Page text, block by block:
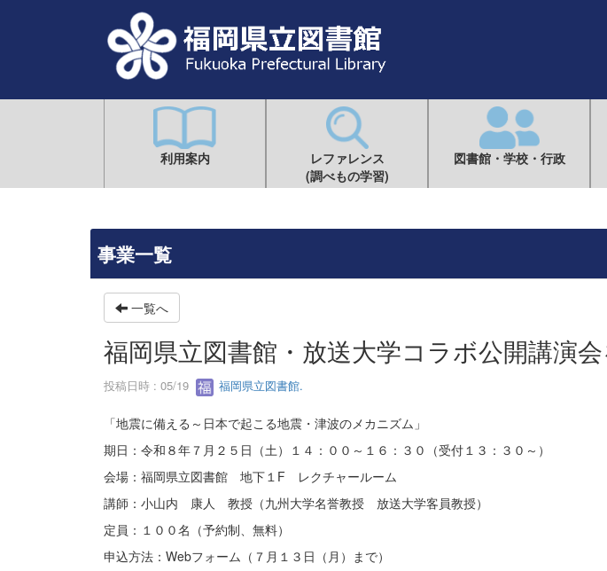
利用案内
レファレンス
(調べもの学習)
図書館・学校・行政
事業一覧
一覧へ
福岡県立図書館・放送大学コラボ公開講演
投稿日時 : 05/19 福岡県立図書館.
「地震に備える～日本で起こる地震・津波のメカニズム」
期日：令和８年７月２５日（土）１４：００～１６：３０（受付１３：３０～）
会場：福岡県立図書館 地下１F レクチャールーム
講師：小山内 康人 教授（九州大学名誉教授 放送大学客員教授）
定員：１００名（予約制、無料）
申込方法：Webフォーム（７月１３日（月）まで）